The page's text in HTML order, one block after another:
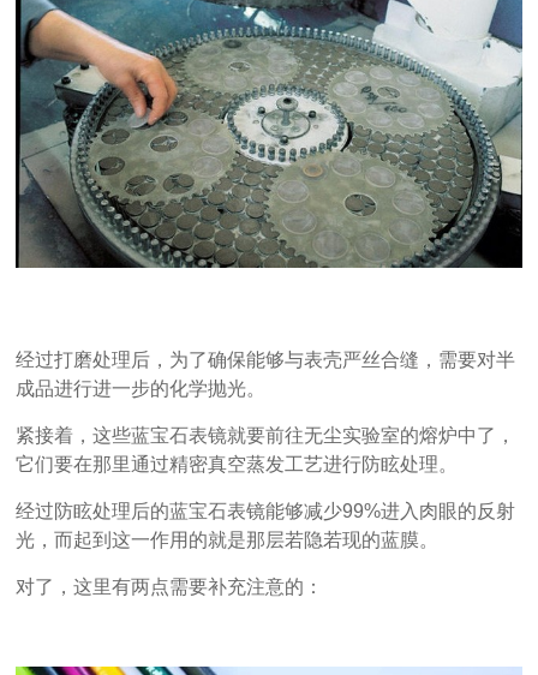
经过打磨处理后，为了确保能够与表壳严丝合缝，需要对半
成品进行进一步的化学抛光。
紧接着，这些蓝宝石表镜就要前往无尘实验室的熔炉中了，
它们要在那里通过精密真空蒸发工艺进行防眩处理。
经过防眩处理后的蓝宝石表镜能够减少99%进入肉眼的反射
光，而起到这一作用的就是那层若隐若现的蓝膜。
对了，这里有两点需要补充注意的：